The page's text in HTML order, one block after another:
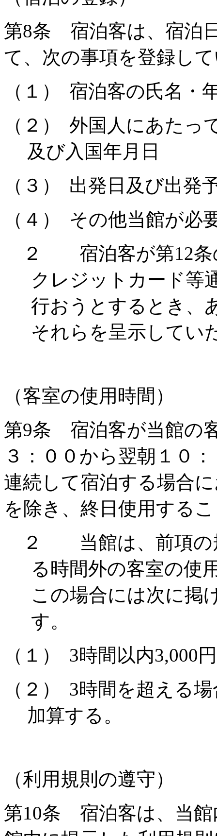
第8条 宿泊客は、宿泊
て、次の事項を登録し
（１）
宿泊客の氏名・
（２）
外国人にあたっ
及び入国年月日
（３）
出発日及び出発
（４）
その他当館が必
２ 宿泊客が第12
クレジットカード等
行おうとするとき、
それらを呈示してい
（客室の使用時間）
第9条 宿泊客が当館の
３：００から翌朝１０
連続して宿泊する場合
を除き、終日使用する
２ 当館は、前項の
る時間外の客室の使
この場合には次に掲
す。
（１）
3時間以内3,000円
（２）
3時間を超える
加算する。
（利用規則の遵守）
第10条 宿泊客は、当館